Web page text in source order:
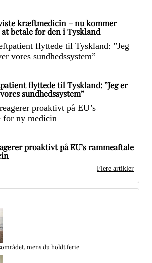
kræftmedicin – nu kommer
betale for den i Tyskland
flyttede til Tyskland: ”Jeg er
sundhedssystem”
proaktivt på EU’s rammeaftale
Flere artikler
mens du holdt ferie